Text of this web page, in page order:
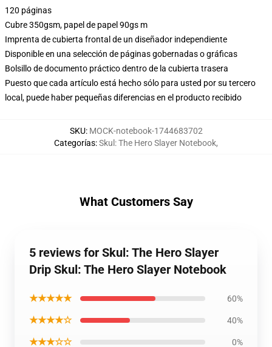
120 páginas
Cubre 350gsm, papel de papel 90gs m
Imprenta de cubierta frontal de un diseñador independiente
Disponible en una selección de páginas gobernadas o gráficas
Bolsillo de documento práctico dentro de la cubierta trasera
Puesto que cada artículo está hecho sólo para usted por su tercero
local, puede haber pequeñas diferencias en el producto recibido
SKU: MOCK-notebook-1744683702
Categorías:Skul: The Hero Slayer Notebook,
What Customers Say
5 reviews for Skul: The Hero Slayer
Drip Skul: The Hero Slayer Notebook
★★★★★ 60%
★★★★☆ 40%
★★★☆☆ 0%